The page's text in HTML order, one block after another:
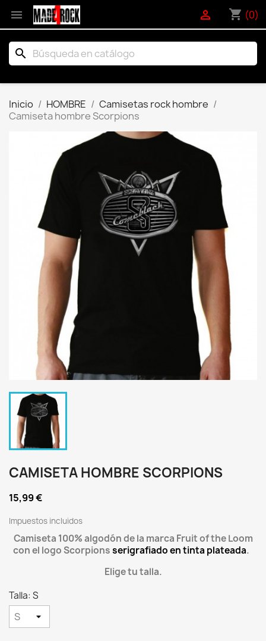
 shopping_cart (0)

search
Inicio HOMBRE
Camisetas rock hombre
Camiseta hombre Scorpions
CAMISETA HOMBRE SCORPIONS
15,99 €
Impuestos incluidos
Camiseta 100% algodón de la marca Fruit of the Loom
con el logo Scorpionsserigrafiado en tinta plateada.
Elige tu talla.
Talla: S